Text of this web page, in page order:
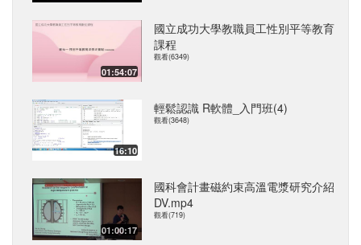
01:54:07
國立成功大學教職員工性別平等教育
課程
觀看(6349)
16:10
輕鬆認識 R軟體_入門班(4)
觀看(3648)
01:00:17
國科會計畫磁約束高溫電漿研究介紹
DV.mp4
觀看(719)